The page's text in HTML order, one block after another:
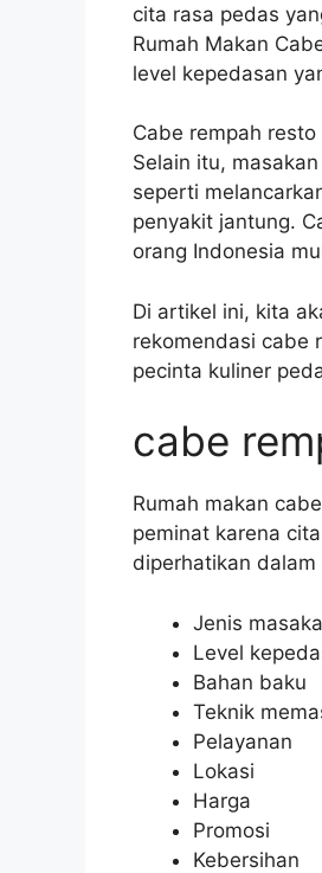
cita rasa pedas
Rumah Makan
level kepedasan
Cabe rempah
Selain itu,
seperti
penyakit jantung.
orang Indonesia
Di artikel ini, kita
rekomendasi cabe
pecinta kuliner
cabe
Rumah makan
peminat karena
diperhatikan
Jenis
Level
Bahan baku
Teknik
Pelayanan
Lokasi
Harga
Promosi
Kebersihan